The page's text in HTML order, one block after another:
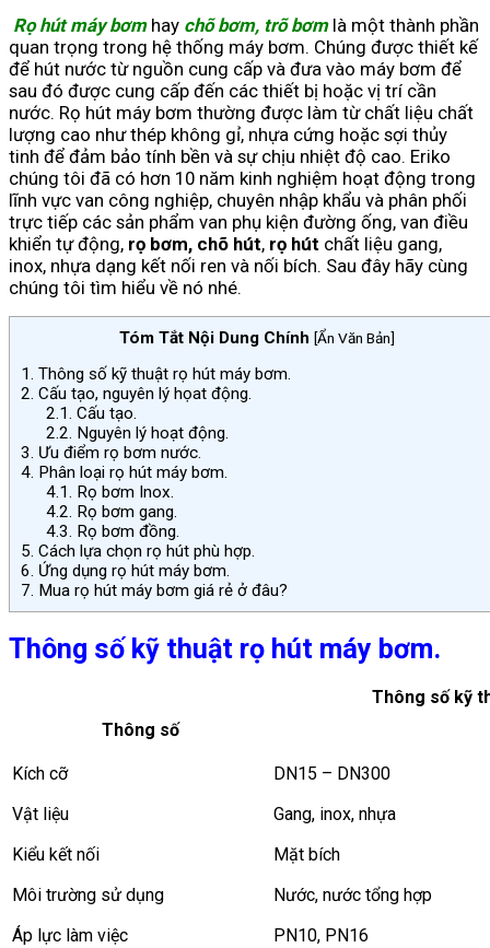
Rọ hút máy bơmhay chõ bơm, trõ bơmlà một thành phần
quan trọng trong hệ thống máy bơm. Chúng được thiết kế
để hút nước từ nguồn cung cấp và đưa vào máy bơm để
sau đó được cung cấp đến các thiết bị hoặc vị trí cần
nước. Rọ hút máy bơm thường được làm từ chất liệu chất
lượng cao như thép không gỉ, nhựa cứng hoặc sợi thủy
tinh để đảm bảo tính bền và sự chịu nhiệt độ cao. Eriko
chúng tôi đã có hơn 10 năm kinh nghiệm hoạt động trong
lĩnh vực van công nghiệp, chuyên nhập khẩu và phân phối
trực tiếp các sản phẩm van phụ kiện đường ống, van điều
khiển tự động, rọ bơm, chõ hút, rọ hút chất liệu gang,
inox, nhựa dạng kết nối ren và nối bích. Sau đây hãy cùng
chúng tôi tìm hiểu về nó nhé.
Tóm Tắt Nội Dung Chính [Ẩn Văn Bản]
1. Thông số kỹ thuật rọ hút máy bơm.
2. Cấu tạo, nguyên lý họat động.
2.1. Cấu tạo.
2.2. Nguyên lý hoạt động.
3. Ưu điểm rọ bơm nước.
4. Phân loại rọ hút máy bơm.
4.1. Rọ bơm Inox.
4.2. Rọ bơm gang.
4.3. Rọ bơm đồng.
5. Cách lựa chọn rọ hút phù hợp.
6. Ứng dụng rọ hút máy bơm.
7. Mua rọ hút máy bơm giá rẻ ở đâu?
Thông số kỹ thuật rọ hút máy bơm.
Thông số kỹ
Thông số
Kích cỡ
DN15 – DN300
Vật liệu
Gang, inox, nhựa
Kiểu kết nối
Mặt bích
Môi trường sử dụng
Nước, nước tổng hợp
Áp lực làm việc
PN10, PN16